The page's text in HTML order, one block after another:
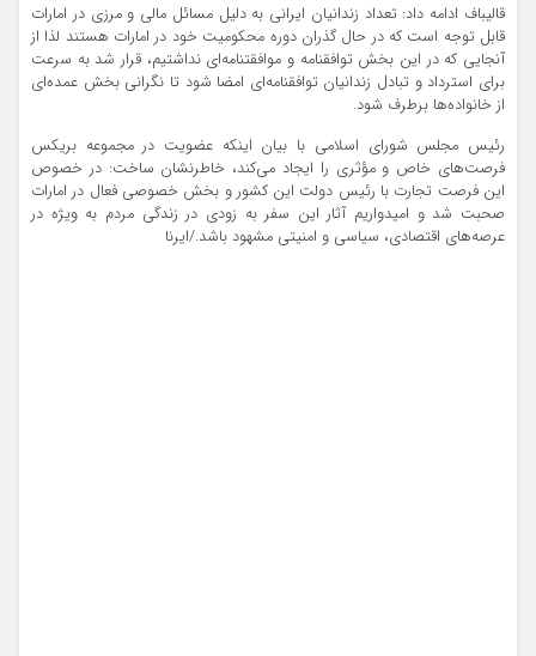
قالیباف ادامه داد: تعداد زندانیان ایرانی به دلیل مسائل مالی و مرزی در امارات
قابل توجه است که در حال گذران دوره محکومیت خود در امارات هستند لذا از
آنجایی که در این بخش توافقنامه و موافقتنامه‌ای نداشتیم، قرار شد به سرعت
برای استرداد و تبادل زندانیان توافقنامه‌ای امضا شود تا نگرانی بخش عمده‌ای
از خانواده‌ها برطرف شود.
رئیس مجلس شورای اسلامی با بیان اینکه عضویت در مجموعه بریکس
فرصت‌های خاص و مؤثری را ایجاد می‌کند، خاطرنشان ساخت: در خصوص
این فرصت تجارت با رئیس دولت این کشور و بخش خصوصی فعال در امارات
صحبت شد و امیدواریم آثار این سفر به زودی در زندگی مردم به ویژه در
عرصه‌های اقتصادی، سیاسی و امنیتی مشهود باشد./ایرنا